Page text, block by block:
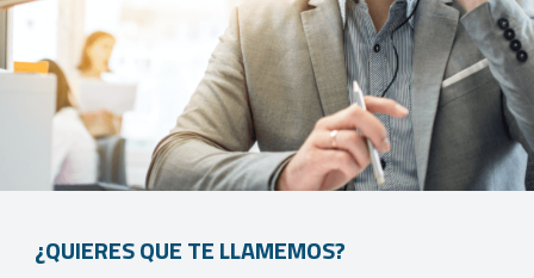
¿QUIERES QUE TE LLAMEMOS?